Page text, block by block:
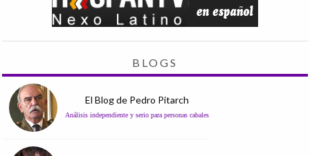
BLOGS
El Blog de Pedro Pitarch
Análisis independiente y serio para personas cabales